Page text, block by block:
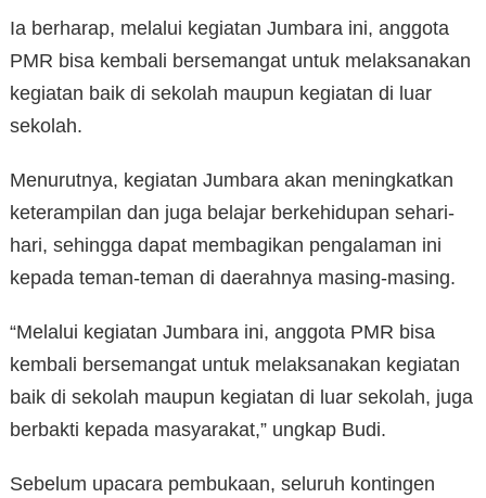
Ia berharap, melalui kegiatan Jumbara ini, anggota
PMR bisa kembali bersemangat untuk melaksanakan
kegiatan baik di sekolah maupun kegiatan di luar
sekolah.
Menurutnya, kegiatan Jumbara akan meningkatkan
keterampilan dan juga belajar berkehidupan sehari-
hari, sehingga dapat membagikan pengalaman ini
kepada teman-teman di daerahnya masing-masing.
“Melalui kegiatan Jumbara ini, anggota PMR bisa
kembali bersemangat untuk melaksanakan kegiatan
baik di sekolah maupun kegiatan di luar sekolah, juga
berbakti kepada masyarakat,” ungkap Budi.
Sebelum upacara pembukaan, seluruh kontingen